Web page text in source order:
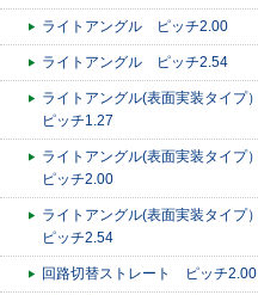
ライトアングル ピッチ2.00
ライトアングル ピッチ2.54
ライトアングル(表面実装タイプ）
ピッチ1.27
ライトアングル(表面実装タイプ）
ピッチ2.00
ライトアングル(表面実装タイプ）
ピッチ2.54
回路切替ストレート ピッチ2.00